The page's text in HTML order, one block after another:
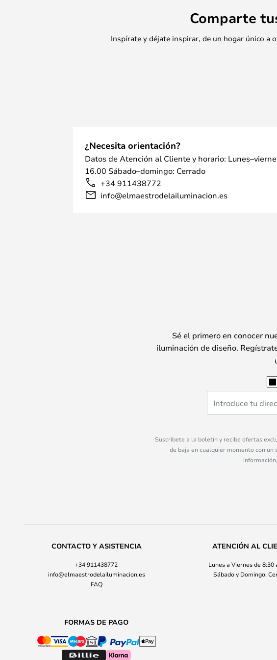
Comparte
Inspírate y déjate inspirar, de un hogar único a
¿Necesita orientación?
Datos de Atención al Cliente y horario:
16.00 Sábado–domingo: Cerrado
+34 911438772
info@elmaestrodelailuminacion.es
Sé el primero en conocer
iluminación de diseño.
Suscríbete a la boletín y recibe ofertas
de baja en cualquier momento con
CONTACTO Y ASISTENCIA
+34 911438772
info@elmaestrodelailuminacion.es
FAQ
ATENCIÓN AL
Lunes a Viernes de 8:30
Sábado y Domingo:
FORMAS DE PAGO